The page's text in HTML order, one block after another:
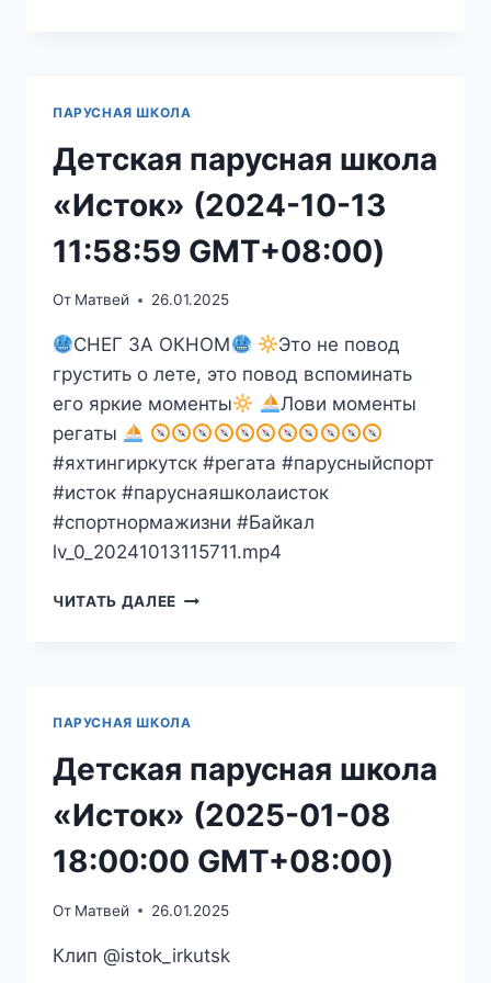
GMT+08:00)
ПАРУСНАЯ ШКОЛА
Детская парусная школа
«Исток» (2024-10-13
11:58:59 GMT+08:00)
От Матвей 26.01.2025
СНЕГ ЗА ОКНОМ
Это не повод
грустить о лете, это повод вспоминать
его яркие моменты
Лови моменты
регаты
#яхтингиркутск #регата #парусныйспорт
#исток #паруснаяшколаисток
#спортнормажизни #Байкал
lv_0_20241013115711.mp4
ЧИТАТЬ ДАЛЕЕ ДЕТСКАЯ
GMT+08:00)
ПАРУСНАЯ ШКОЛА
Детская парусная школа
«Исток» (2025-01-08
18:00:00 GMT+08:00)
От Матвей 26.01.2025
Клип @istok_irkutsk